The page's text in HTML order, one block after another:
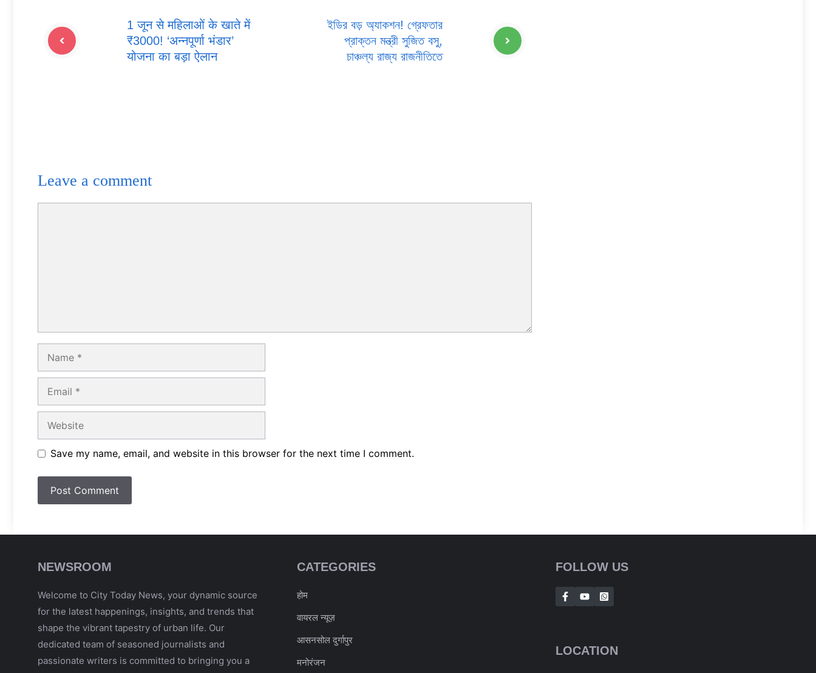
1 जून से महिलाओं के खाते में
₹3000! ‘अन्नपूर्णा भंडार’
योजना का बड़ा ऐलान
ইডির বড় অ্যাকশন! গ্রেফতার
প্রাক্তন মন্ত্রী সুজিত বসু,
চাঞ্চল্য রাজ্য রাজনীতিতে
Leave a comment
Name
Email
Website
Save my name, email, and website in this browser for the next time I comment.
NEWSROOM
Welcome to City Today News, your dynamic source
for the latest happenings, insights, and trends that
shape the vibrant tapestry of urban life. Our
dedicated team of seasoned journalists and
passionate writers is committed to bringing you a
CATEGORIES
होम
वायरल न्यूज़
आसनसोल दुर्गापुर
मनोरंजन
FOLLOW US
LOCATION